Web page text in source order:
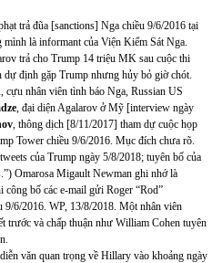
trả đũa [sanctions] Nga chiều 9/6/2016 tại
là informant của Viện Kiểm Sát Nga.
trả cho Trump 14 triệu MK sau cuộc thi
định gặp Trump nhưng hủy bỏ giờ chót.
, cựu nhân viên tình báo Nga, Russian US
, đại diện Agalarov ở Mỹ [interview ngày
, thông dịch [8/11/2017] tham dự cuộc họp
Tower chiều 9/6/2016. Mục đích chưa rõ.
của Trump ngày 5/8/2018; tuyên bố của
Omarosa Migault Newman ghi nhớ là
bố các e-mail gửi Roger “Rod”
9/6/2016. WP, 13/8/2018. Một nhân viên
trước và chấp thuận như William Cohen tuyên
văn quan trọng về Hillary vào khoảng ngày